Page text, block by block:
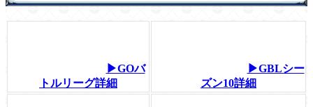
▶GOバ
トルリーグ詳細
▶GBLシー
ズン10詳細